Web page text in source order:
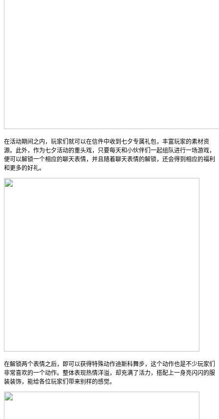
在活动期间之内，玩家们就可以在信件中收到七夕专属礼包，丰富玩家的素材资
源。此外，作为七夕活动的重头戏，只要每天和小伙伴们一起组队进行一场游戏，
便可以解锁一个相应的聊天表情，并且随着聊天表情的解锁，还会得到相应的福利
和更多的好礼。
在解锁两个表情之后，即可以获得特殊动作迪斯科舞步，这个动作也是不少玩家们
非常喜欢的一个动作。整体表现热情洋溢，却充满了活力，搭配上一身亮闪闪的服
装装饰，能给各位玩家们带来别样的感觉。